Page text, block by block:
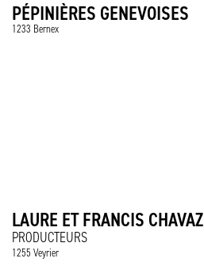
PÉPINIÈRES GENEVOISES
1233 Bernex
LAURE ET FRANCIS CHAVAZ
PRODUCTEURS
1255 Veyrier